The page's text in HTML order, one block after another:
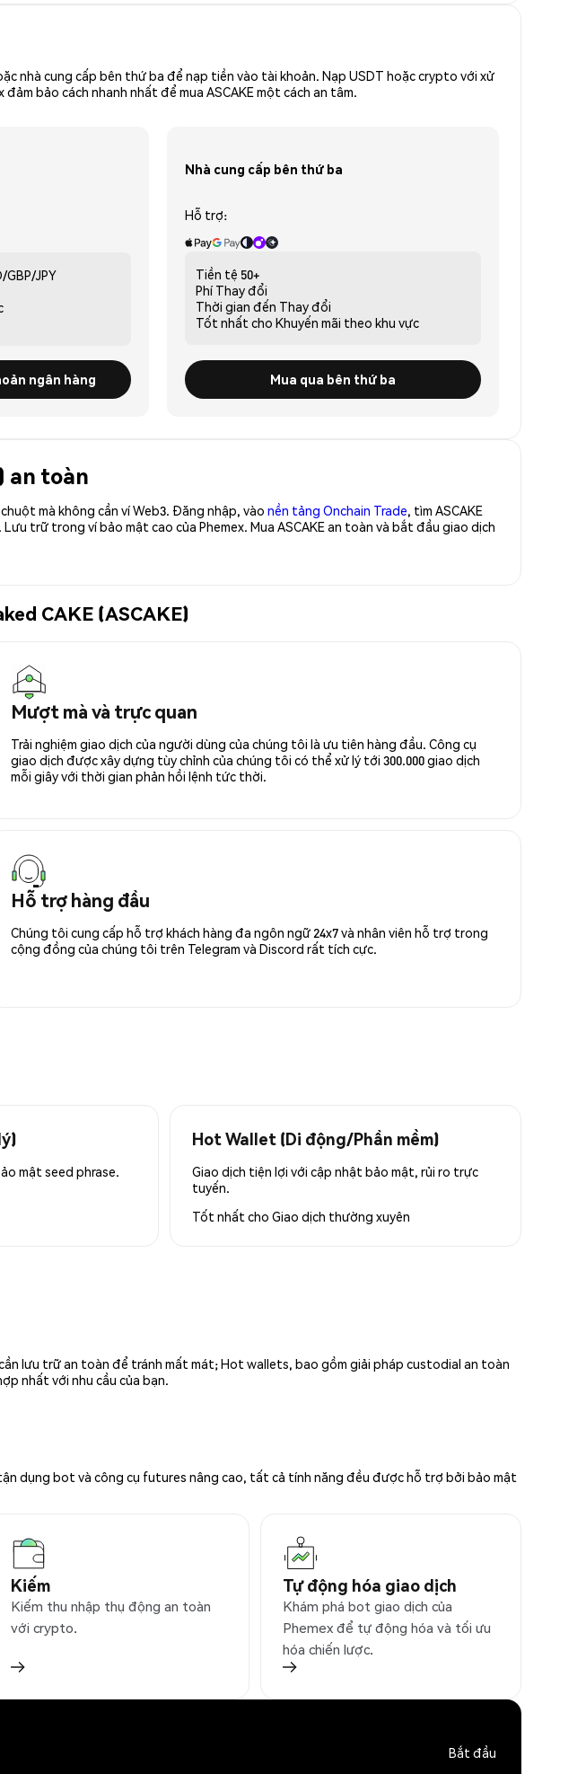
nhà cung cấp bên thứ ba để nạp tiền vào tài khoản. Nạp USDT hoặc crypto với xử
bảo cách nhanh nhất để mua ASCAKE một cách an tâm.
GBP/JPY
ngân hàng
Nhà cung cấp bên thứ ba
Hỗ trợ:
Tiền tệ 50+
Phí Thay đổi
Thời gian đến Thay đổi
Tốt nhất cho Khuyến mãi theo khu vực
Mua qua bên thứ ba
an toàn
mà không cần ví Web3. Đăng nhập, vào nền tảng Onchain Trade, tìm ASCAKE
trữ trong ví bảo mật cao của Phemex. Mua ASCAKE an toàn và bắt đầu giao dịch
CAKE (ASCAKE)
Mượt mà và trực quan
Trải nghiệm giao dịch của người dùng của chúng tôi là ưu tiên hàng đầu. Công cụ
giao dịch được xây dựng tùy chỉnh của chúng tôi có thể xử lý tới 300.000 giao dịch
mỗi giây với thời gian phản hồi lệnh tức thời.
Hỗ trợ hàng đầu
Chúng tôi cung cấp hỗ trợ khách hàng đa ngôn ngữ 24x7 và nhân viên hỗ trợ trong
cộng đồng của chúng tôi trên Telegram và Discord rất tích cực.
mật seed phrase.
Hot Wallet (Di động/Phần mềm)
Giao dịch tiện lợi với cập nhật bảo mật, rủi ro trực
tuyến.
Tốt nhất cho Giao dịch thường xuyên
lưu trữ an toàn để tránh mất mát; Hot wallets, bao gồm giải pháp custodial an toàn
nhất với nhu cầu của bạn.
dụng bot và công cụ futures nâng cao, tất cả tính năng đều được hỗ trợ bởi bảo mật
Kiếm
Kiếm thu nhập thụ động an toàn
với crypto.
Tự động hóa giao dịch
Khám phá bot giao dịch của
Phemex để tự động hóa và tối ưu
hóa chiến lược.
Bắt đầu